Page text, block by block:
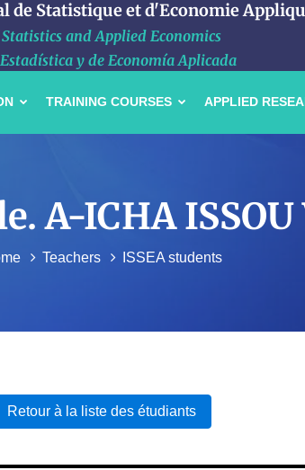
de Statistique et d'Economie
and Applied Economics
y de Economía Aplicada
TRAINING COURSES APPLIED
A-ICHA
Teachers ISSEA students
Retour à la liste des étudiants